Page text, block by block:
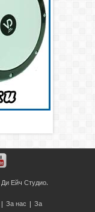
Ди Ейч Студио.
За нас За